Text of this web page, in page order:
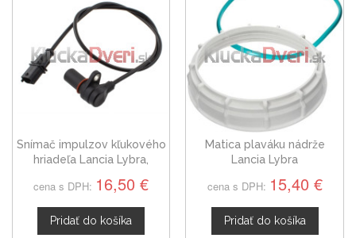
Snímač impulzov kľukového
hriadeľa Lancia Lybra,
cena s DPH: 16,50 €
Pridať do košíka
Matica plaváku nádrže
Lancia Lybra
cena s DPH: 15,40 €
Pridať do košíka